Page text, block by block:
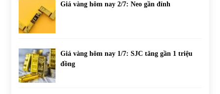
Giá vàng hôm nay 2/7: Neo gần đỉnh
Giá vàng hôm nay 1/7: SJC tăng gần 1 triệu
đồng